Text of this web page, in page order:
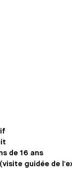
de 16 ans
guidée de